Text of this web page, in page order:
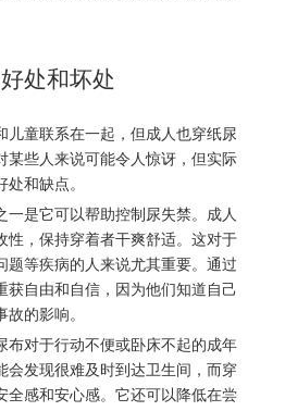
处和坏处
儿童联系在一起，但成人也穿纸尿
某些人来说可能令人惊讶，但实际
和缺点。
一是它可以帮助控制尿失禁。成人
性，保持穿着者干爽舒适。这对于
题等疾病的人来说尤其重要。通过
获自由和自信，因为他们知道自己
的影响。
布对于行动不便或卧床不起的成年
会发现很难及时到达卫生间，而穿
全感和安心感。它还可以降低在尝